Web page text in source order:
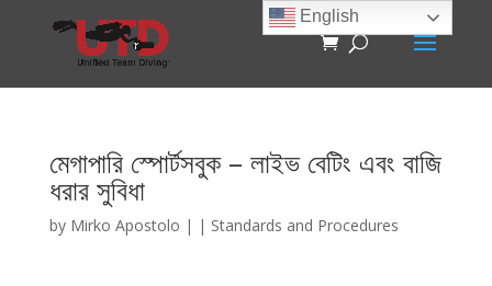
মেগাপারি স্পোর্টসবুক – লাইভ বেটিং এবং বাজি
ধরার সুবিধা
by Mirko Apostolo | | Standards and Procedures
English